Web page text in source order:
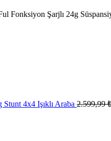
Fonksiyon Şarjlı 24g
4x4 Işıklı Araba 2.599,99